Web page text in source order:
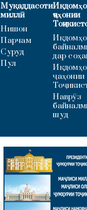
Муқаддасоти
миллӣ
Нишон
Парчам
Суруд
Пул
ҷаҳонии
дар
ҷаҳонии
Наврӯз
шуд